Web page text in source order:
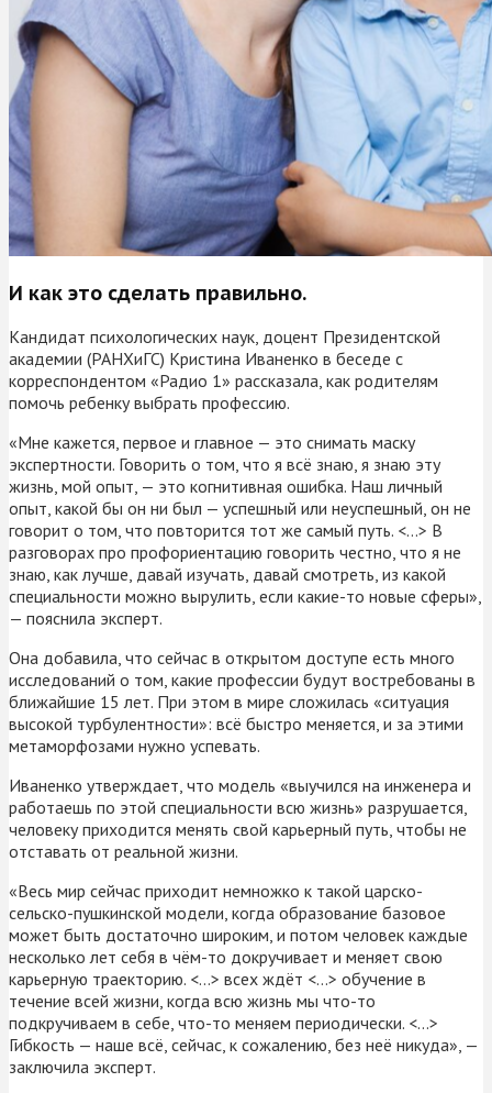
И как это сделать правильно.
Кандидат психологических наук, доцент Президентской
академии (РАНХиГС) Кристина Иваненко в беседе с
корреспондентом «Радио 1» рассказала, как родителям
помочь ребенку выбрать профессию.
«Мне кажется, первое и главное — это снимать маску
экспертности. Говорить о том, что я всё знаю, я знаю эту
жизнь, мой опыт, — это когнитивная ошибка. Наш личный
опыт, какой бы он ни был — успешный или неуспешный, он не
говорит о том, что повторится тот же самый путь. <…> В
разговорах про профориентацию говорить честно, что я не
знаю, как лучше, давай изучать, давай смотреть, из какой
специальности можно вырулить, если какие-то новые сферы»,
— пояснила эксперт.
Она добавила, что сейчас в открытом доступе есть много
исследований о том, какие профессии будут востребованы в
ближайшие 15 лет. При этом в мире сложилась «ситуация
высокой турбулентности»: всё быстро меняется, и за этими
метаморфозами нужно успевать.
Иваненко утверждает, что модель «выучился на инженера и
работаешь по этой специальности всю жизнь» разрушается,
человеку приходится менять свой карьерный путь, чтобы не
отставать от реальной жизни.
«Весь мир сейчас приходит немножко к такой царско-
сельско-пушкинской модели, когда образование базовое
может быть достаточно широким, и потом человек каждые
несколько лет себя в чём-то докручивает и меняет свою
карьерную траекторию. <…> всех ждёт <…> обучение в
течение всей жизни, когда всю жизнь мы что-то
подкручиваем в себе, что-то меняем периодически. <…>
Гибкость — наше всё, сейчас, к сожалению, без неё никуда», —
заключила эксперт.